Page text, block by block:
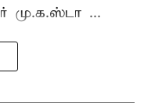
...